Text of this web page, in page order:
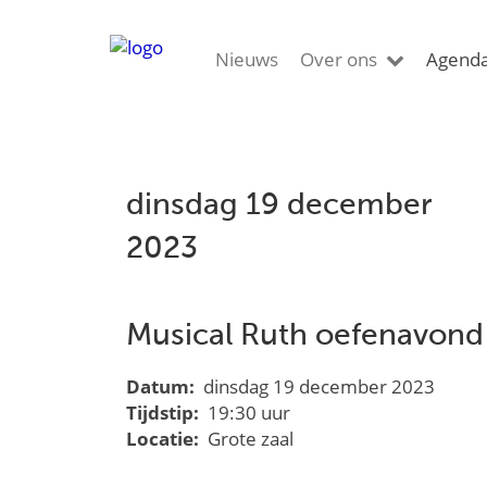
Nieuws Over ons
dinsdag 19 december
2023
Musical Ruth oefenavond
Datum: dinsdag 19 december 2023
Tijdstip: 19:30 uur
Locatie: Grote zaal